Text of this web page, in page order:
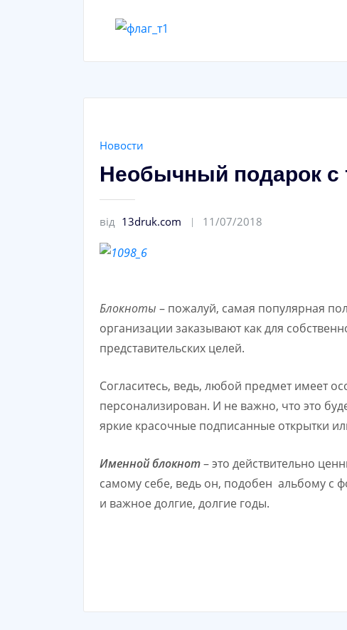
Новости
Необычный подарок с
від 13druk.com 11/07/2018
Блокноты – пожалуй, самая популярная
организации заказывают как для
представительских целей.
Согласитесь, ведь, любой предмет имеет
персонализирован. И не важно, что это
яркие красочные подписанные открытки
Именной блокнот– это действительно
самому себе, ведь он, подобен альбому с
и важное долгие, долгие годы.